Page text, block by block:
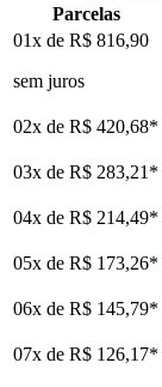
Parcelas
01x de R$ 816,90
sem juros
02x de R$ 420,68*
03x de R$ 283,21 *
04x de R$ 214,49*
05x de R$ 173,26*
06x de R$ 145,79*
07x de R$ 126,17*